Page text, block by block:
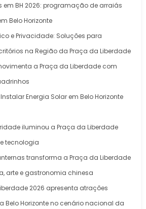
em BH 2026: programação de arraiás
Belo Horizonte
e Privacidade: Soluções para
na Região da Praça da Liberdade
a Praça da Liberdade com
Energia Solar em Belo Horizonte
iluminou a Praça da Liberdade
tecnologia
transforma a Praça da Liberdade
arte e gastronomia chinesa
2026 apresenta atrações
Belo Horizonte no cenário nacional da